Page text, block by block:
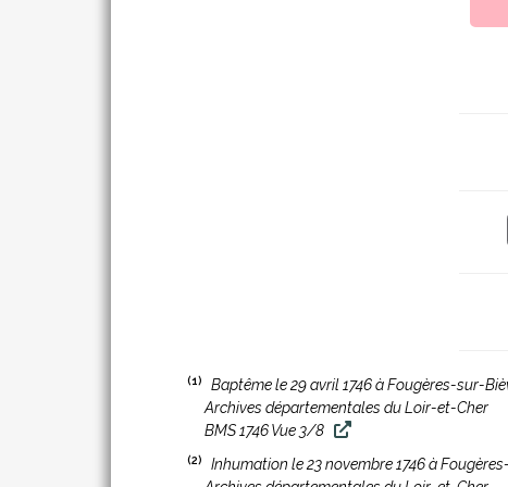
(1)
Baptême le 29 avril 1746 à Fougères-sur-
Archives départementales du Loir-et-Cher
BMS 1746 Vue 3/8
(2)
Inhumation le 23 novembre 1746 à